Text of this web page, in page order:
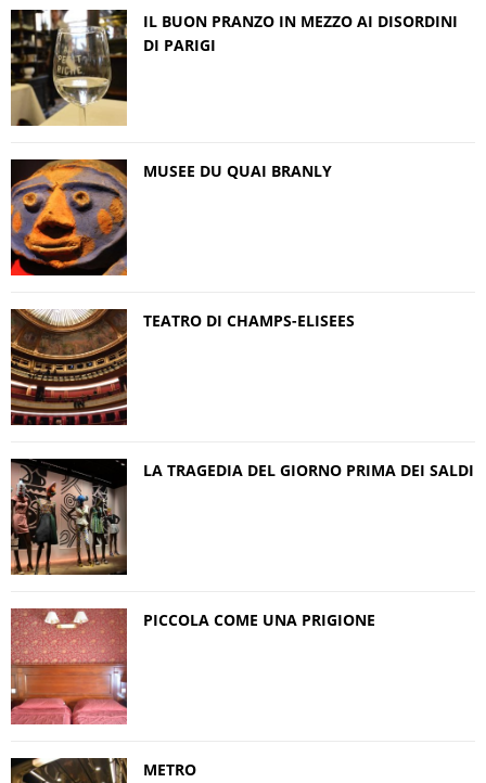
IL BUON PRANZO IN MEZZO AI DISORDINI
DI PARIGI
MUSEE DU QUAI BRANLY
TEATRO DI CHAMPS-ELISEES
LA TRAGEDIA DEL GIORNO PRIMA DEI SALDI
PICCOLA COME UNA PRIGIONE
METRO